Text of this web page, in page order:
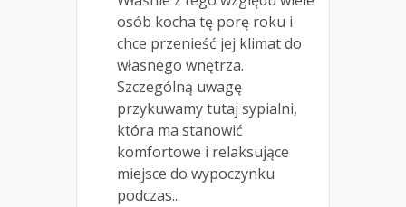
osób kocha tę porę roku i
chce przenieść jej klimat do
własnego wnętrza.
Szczególną uwagę
przykuwamy tutaj sypialni,
która ma stanowić
komfortowe i relaksujące
miejsce do wypoczynku
podczas...